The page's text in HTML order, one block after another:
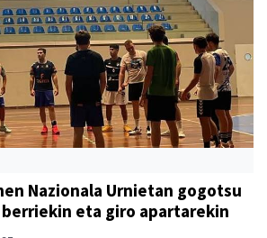
Nazionala Urnietan gogotsu
eta giro apartarekin